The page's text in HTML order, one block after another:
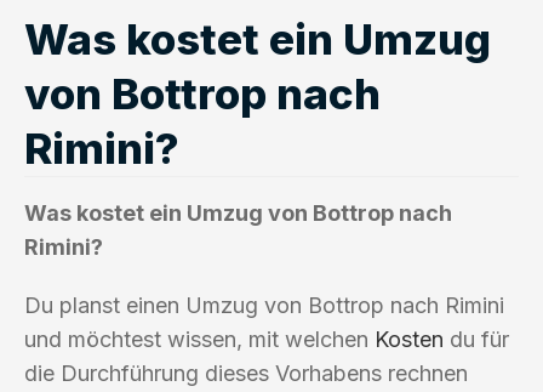
Was kostet ein Umzug
von Bottrop nach
Rimini?
Was kostet ein Umzug von Bottrop nach
Rimini?
Du planst einen Umzug von Bottrop nach Rimini
und möchtest wissen, mit welchen Kosten du für
die Durchführung dieses Vorhabens rechnen